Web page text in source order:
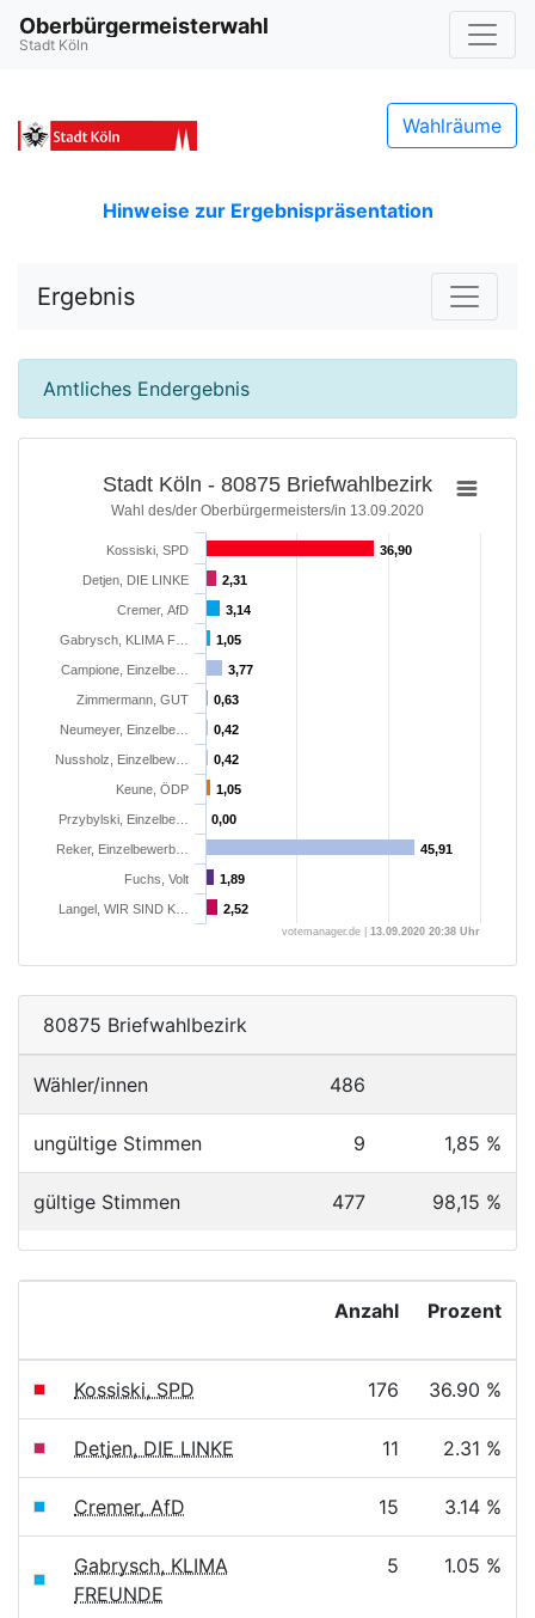
Oberbürgermeisterwahl
Stadt Köln
Wahlräume
Hinweise zur Ergebnispräsentation
Ergebnis
Amtliches Endergebnis
Stadt Köln - 80875 Briefwahlbezirk
Wahl des/der Oberbürgermeisters/in 13.09.2020
36,90
36,90
2,31
2,31
3,14
3,14
1,05
1,05
3,77
3,77
0,63
0,63
0,42
0,42
0,42
0,42
1,05
1,05
0,00
0,00
45,91
45,91
1,89
1,89
2,52
2,52
Kossiski, SPD
Detjen, DIE LINKE
Cremer, AfD
Gabrysch, KLIMA F…
Campione, Einzelbe…
Zimmermann, GUT
Neumeyer, Einzelbe…
Nussholz, Einzelbew…
Keune, ÖDP
Przybylski, Einzelbe…
Reker, Einzelbewerb…
Fuchs, Volt
Langel, WIR SIND K…
votemanager.de | 13.09.2020 20:38 Uhr
80875 Briefwahlbezirk
Wähler/innen 486
ungültige Stimmen 9 1,85 %
gültige Stimmen 477 98,15 %
Anzahl Prozent
Kossiski, SPD 176 36.90 %
Detjen, DIE LINKE 11 2.31 %
Cremer, AfD 15 3.14 %
Gabrysch, KLIMA
FREUNDE
5 1.05 %